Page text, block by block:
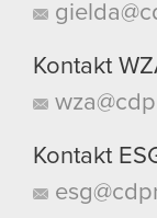
Kontakt
Kontakt